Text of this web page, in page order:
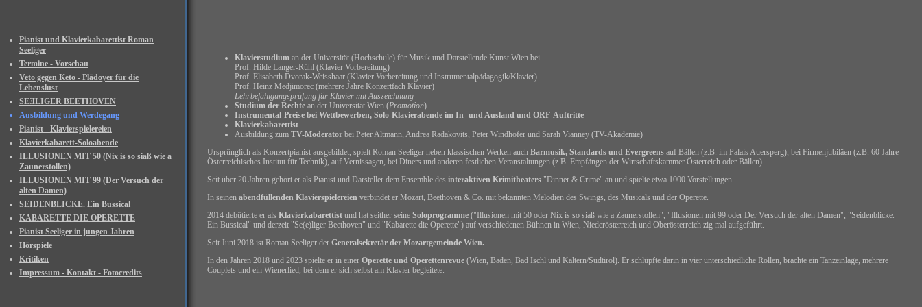
Pianist und Klavierkabarettist Roman
Seeliger
Termine - Vorschau
Veto gegen Keto - Plädoyer für die
Lebenslust
SEƎLIGER BEETHOVEN
Ausbildung und Werdegang
Pianist - Klavierspielereien
Klavierkabarett-Soloabende
ILLUSIONEN MIT 50 (Nix is so siaß wie a
Zaunerstollen)
ILLUSIONEN MIT 99 (Der Versuch der
alten Damen)
SEIDENBLICKE. Ein Bussical
KABARETTE DIE OPERETTE
Pianist Seeliger in jungen Jahren
Hörspiele
Kritiken
Impressum - Kontakt - Fotocredits
Klavierstudium an der Universität (Hochschule) für Musik und Darstellende Kunst Wien bei
Prof. Hilde Langer-Rühl (Klavier Vorbereitung)
Prof. Elisabeth Dvorak-Weisshaar (Klavier Vorbereitung und Instrumentalpädagogik/Klavier)
Prof. Heinz Medjimorec (mehrere Jahre Konzertfach Klavier)
Lehrbefähigungsprüfung für Klavier mit Auszeichnung
Studium der Rechte an der Universität Wien (Promotion)
Instrumental-Preise bei Wettbewerben, Solo-Klavierabende im In- und Ausland und ORF-Auftritte
Klavierkabarettist
Ausbildung zum TV-Moderator bei Peter Altmann, Andrea Radakovits, Peter Windhofer und Sarah Vianney (TV-Akademie)
Ursprünglich als Konzertpianist ausgebildet, spielt Roman Seeliger neben klassischen Werken auch Barmusik, Standards und Evergreens auf Bällen (z.B. im Palais Auersperg), bei Firmenjubiläen (z.B. 60 Jahre
Österreichisches Institut für Technik), auf Vernissagen, bei Diners und anderen festlichen Veranstaltungen (z.B. Empfängen der Wirtschaftskammer Österreich oder Bällen).
Seit über 20 Jahren gehört er als Pianist und Darsteller dem Ensemble des interaktiven Krimitheaters "Dinner & Crime" an und spielte etwa 1000 Vorstellungen.
In seinen abendfüllenden Klavierspielereien verbindet er Mozart, Beethoven & Co. mit bekannten Melodien des Swings, des Musicals und der Operette.
2014 debütierte er als Klavierkabarettist und hat seither seine Soloprogramme ("Illusionen mit 50 oder Nix is so siaß wie a Zaunerstollen", "Illusionen mit 99 oder Der Versuch der alten Damen", "Seidenblicke.
Ein Bussical" und derzeit "Se(e)liger Beethoven" und "Kabarette die Operette") auf verschiedenen Bühnen in Wien, Niederösterreich und Oberösterreich zig mal aufgeführt.
Seit Juni 2018 ist Roman Seeliger der Generalsekretär der Mozartgemeinde Wien.
In den Jahren 2018 und 2023 spielte er in einer Operette und Operettenrevue (Wien, Baden, Bad Ischl und Kaltern/Südtirol). Er schlüpfte darin in vier unterschiedliche Rollen, brachte ein Tanzeinlage, mehrere
Couplets und ein Wienerlied, bei dem er sich selbst am Klavier begleitete.